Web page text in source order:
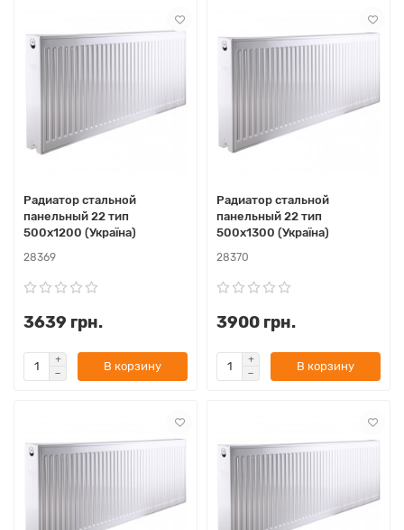
Радиатор стальной
панельный 22 тип
500х1200 (Україна)
28369
3639 грн.
В корзину
Радиатор стальной
панельный 22 тип
500х1300 (Україна)
28370
3900 грн.
В корзину